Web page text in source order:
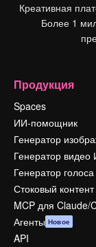
Креативная
Более 1
Продукция
Spaces
ИИ-помощник
Генератор
Генератор видео
Генератор
Стоковый контент
MCP для Claude/
Агенты Новое
API